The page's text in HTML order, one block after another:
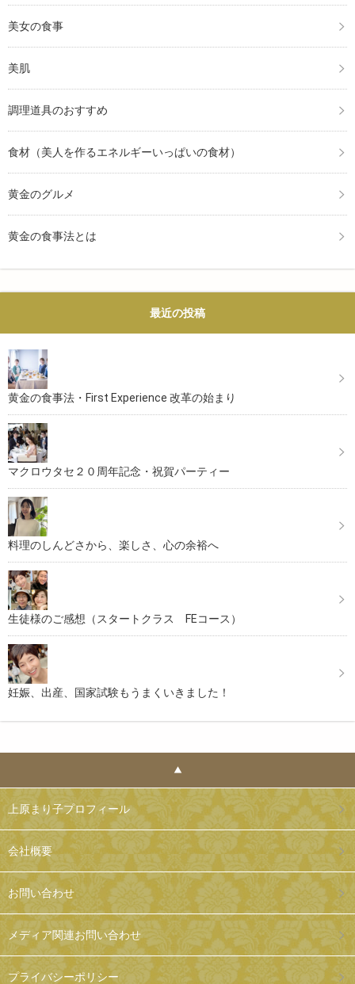
美女の食事
美肌
調理道具のおすすめ
食材（美人を作るエネルギーいっぱいの食材）
黄金のグルメ
黄金の食事法とは
最近の投稿
黄金の食事法・First Experience 改革の始まり
マクロウタセ２０周年記念・祝賀パーティー
料理のしんどさから、楽しさ、心の余裕へ
生徒様のご感想（スタートクラス FEコース）
妊娠、出産、国家試験もうまくいきました！
上原まり子プロフィール
会社概要
お問い合わせ
メディア関連お問い合わせ
プライバシーポリシー